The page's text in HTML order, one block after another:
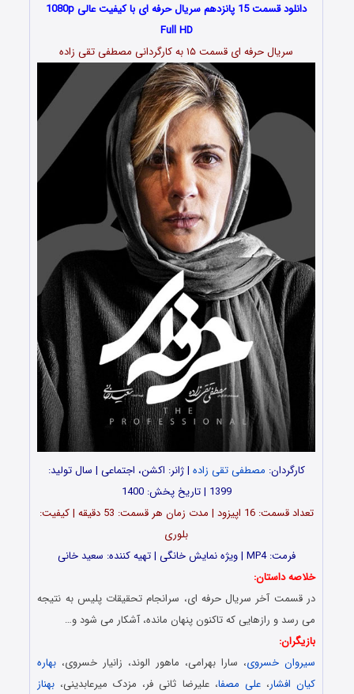
دانلود قسمت 15 پانزدهم سریال حرفه ای با کیفیت عالی 1080p
Full HD
سریال حرفه ای قسمت ۱۵ به کارگردانی مصطفی تقی زاده
کارگردان: مصطفی تقی زاده | ژانر: اکشن، اجتماعی | سال تولید:
1399 | تاریخ پخش: 1400
تعداد قسمت: 16 اپیزود | مدت زمان هر قسمت: 53 دقیقه | کیفیت:
بلوری
فرمت: MP4 | ویژه نمایش خانگی | تهیه کننده: سعید خانی
خلاصه داستان:
در قسمت آخر سریال حرفه ای، سرانجام تحقیقات پلیس به نتیجه
می رسد و رازهایی که تاکنون پنهان مانده، آشکار می شود و…
بازیگران:
سیروان خسروی، سارا بهرامی، ماهور الوند، زانیار خسروی، بهاره
کیان افشار،علی مصفا، علیرضا ثانی فر، مزدک میرعابدینی، بهناز